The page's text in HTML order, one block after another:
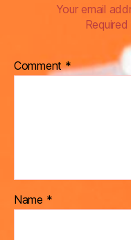
Your email
Comment*
Name *